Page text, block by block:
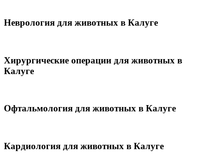
Неврология для животных в Калуге
Хирургические операции для животных в
Калуге
Офтальмология для животных в Калуге
Кардиология для животных в Калуге